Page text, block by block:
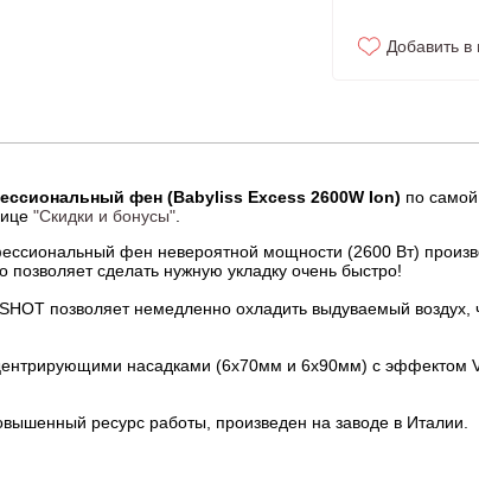
Добавить в
фен (Babyliss Excess 2600W Ion) по
"Скидки и бонусы"
фен невероятной мощности (2600 Вт)
позволяет сделать нужную укладку очень быстро!
позволяет немедленно охладить выдуваемый
насадками (6х70мм и 6х90мм) с эффектом
ресурс работы, произведен на заводе в Италии.